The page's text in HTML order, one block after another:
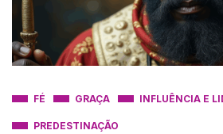
FÉ GRAÇA INFLUÊNCIA E
PREDESTINAÇÃO